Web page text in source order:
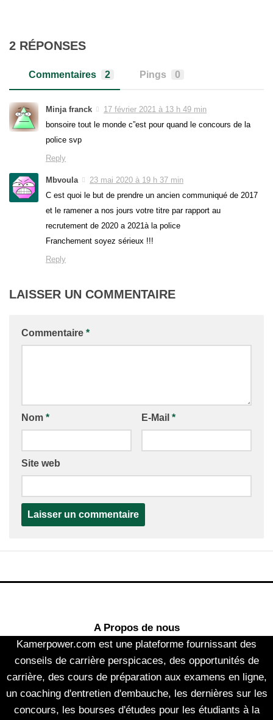
2 RÉPONSES
Commentaires 2 Pings 0
Minja franck
17 février 2021 à 13 h 49 min
bonsoire tout le monde c”est pour quand le concours de la
police svp
Reply
Mbvoula
23 mai 2020 à 19 h 37 min
C est quoi le but de prendre un ancien communiqué de 2017
et le ramener a nos jours votre titre par rapport au
recrutement de 2020 a 2021à la police
Franchement soyez sérieux !!!
Reply
LAISSER UN COMMENTAIRE
Commentaire *
Nom * E-Mail *
Site web
A Propos de nous
Kamerpower.com est une plateforme fournissant des
conseils de carrière perspicaces, des opportunités de
carrière, des cours de préparation aux examens en ligne,
un coaching d'entretien d'embauche, les dernières sur les
concours, les bourses d'études pour les étudiants à la